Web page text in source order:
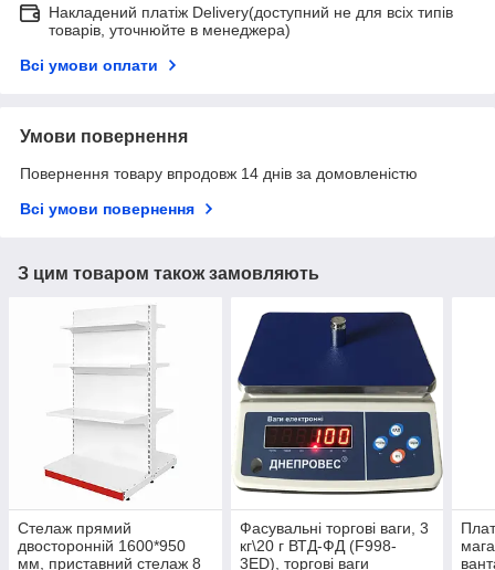
Накладений платіж Delivery(доступний не для всіх типів
товарів, уточнюйте в менеджера)
Всі умови оплати
Умови повернення
Повернення товару впродовж 14 днів за домовленістю
Всі умови повернення
З цим товаром також замовляють
Стелаж прямий
двосторонній 1600*950
мм, приставний стелаж 8
Фасувальні торгові ваги, 3
кг\20 г ВТД-ФД (F998-
3ED), торгові ваги